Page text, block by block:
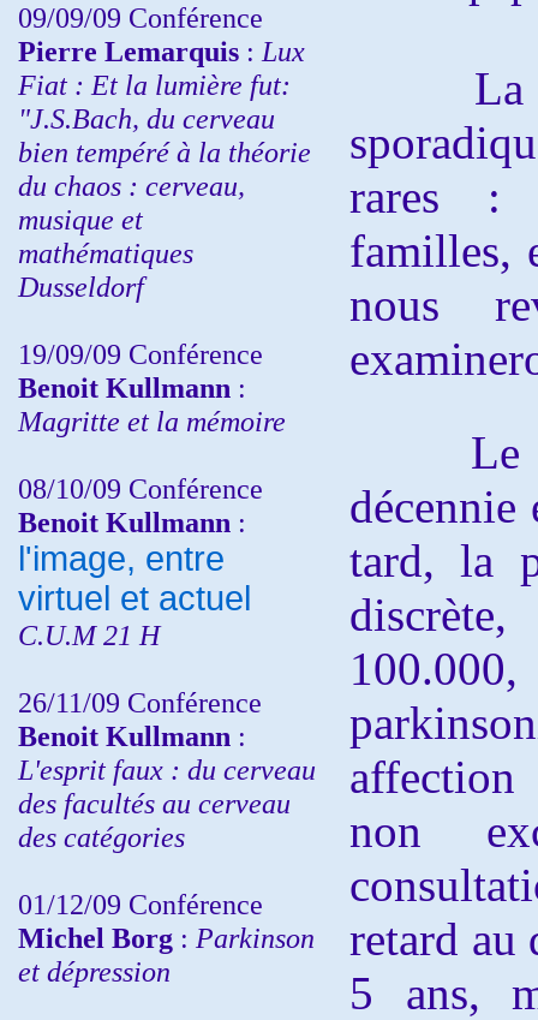
09/09/09 Conférence
Pierre Lemarquis : Lux
Fiat : Et la lumière fut:
"J.S.Bach, du cerveau
bien tempéré à la théorie
du chaos : cerveau,
musique et
mathématiques
Dusseldorf
19/09/09 Conférence
Benoit Kullmann :
Magritte et la mémoire
08/10/09 Conférence
Benoit Kullmann :
l'image, entre
virtuel et actuel
C.U.M 21 H
26/11/09 Conférence
Benoit Kullmann :
L'esprit faux : du cerveau
des facultés au cerveau
des catégories
01/12/09 Conférence
Michel Borg : Parkinson
et dépression
La
rares :
familles,
nous
Le
décennie
tard, la
discrète,
non
retard au
5 ans,